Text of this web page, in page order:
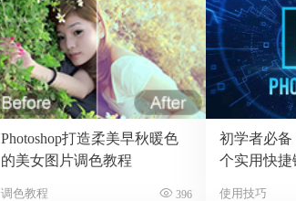
Photoshop打造柔美早秋暖色
的美女图片调色教程
调色教程 396
初学者必备
个实用快捷
使用技巧